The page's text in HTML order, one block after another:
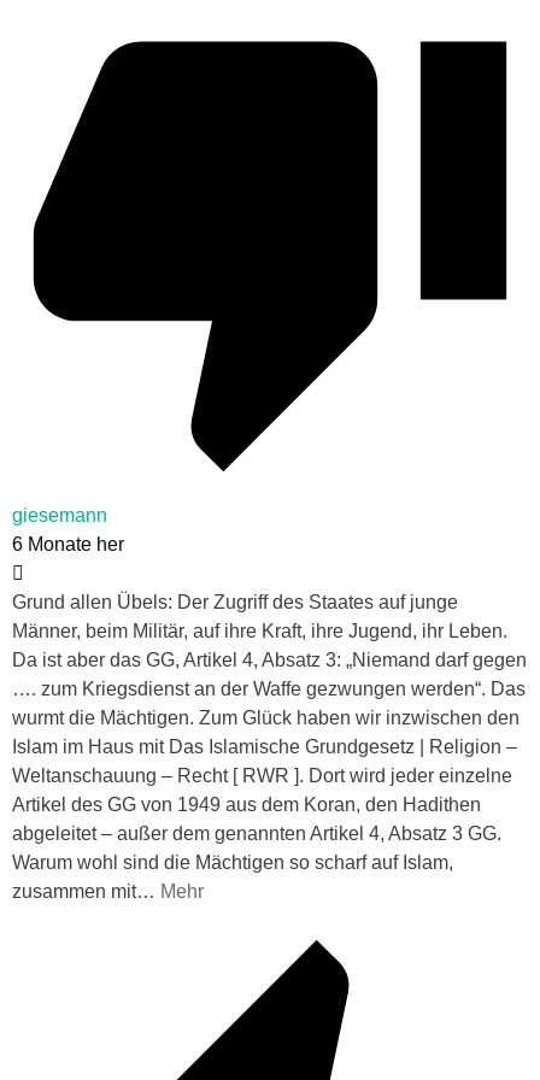
giesemann
6 Monate her
Grund allen Übels: Der Zugriff des Staates auf junge
Männer, beim Militär, auf ihre Kraft, ihre Jugend, ihr Leben.
Da ist aber das GG, Artikel 4, Absatz 3: „Niemand darf gegen
…. zum Kriegsdienst an der Waffe gezwungen werden“. Das
wurmt die Mächtigen. Zum Glück haben wir inzwischen den
Islam im Haus mit Das Islamische Grundgesetz | Religion –
Weltanschauung – Recht [ RWR ]. Dort wird jeder einzelne
Artikel des GG von 1949 aus dem Koran, den Hadithen
abgeleitet – außer dem genannten Artikel 4, Absatz 3 GG.
Warum wohl sind die Mächtigen so scharf auf Islam,
zusammen mit… Mehr